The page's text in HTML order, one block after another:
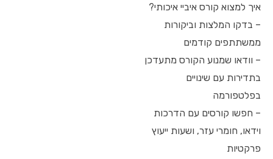
איך למצוא קורס איביי איכותי?
– בדקו המלצות וביקורות
ממשתתפים קודמים
– וודאו שמנוע הקורס מתעדכן
בתדירות עם שינויים
בפלטפורמה
– חפשו קורסים עם הדרכות
וידאו, חומרי עזר, ושעות ייעוץ
פרקטיות